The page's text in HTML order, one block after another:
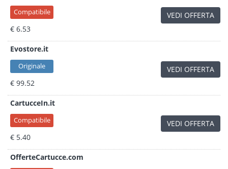
Compatibile
€ 6.53
VEDI OFFERTA
Evostore.it
Originale
€ 99.52
VEDI OFFERTA
CartucceIn.it
Compatibile
€ 5.40
VEDI OFFERTA
OfferteCartucce.com